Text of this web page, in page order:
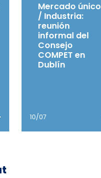
Mercado único
/ Industria:
reunión
informal del
Consejo
COMPET en
Dublín
10/07